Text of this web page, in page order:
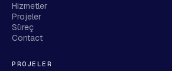
Hizmetler
Projeler
Süreç
Contact
PROJELER